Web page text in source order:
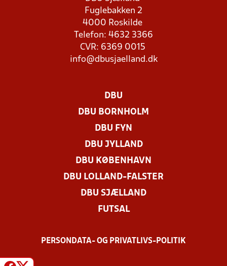
Fuglebakken 2
4000 Roskilde
Telefon: 4632 3366
CVR: 6369 0015
info@dbusjaelland.dk
DBU
DBU BORNHOLM
DBU FYN
DBU JYLLAND
DBU KØBENHAVN
DBU LOLLAND-FALSTER
DBU SJÆLLAND
FUTSAL
PERSONDATA- OG PRIVATLIVS-POLITIK